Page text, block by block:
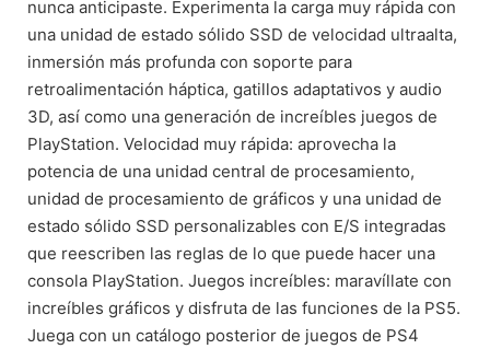
nunca anticipaste. Experimenta la carga muy rápida con
una unidad de estado sólido SSD de velocidad ultraalta,
inmersión más profunda con soporte para
retroalimentación háptica, gatillos adaptativos y audio
3D, así como una generación de increíbles juegos de
PlayStation. Velocidad muy rápida: aprovecha la
potencia de una unidad central de procesamiento,
unidad de procesamiento de gráficos y una unidad de
estado sólido SSD personalizables con E/S integradas
que reescriben las reglas de lo que puede hacer una
consola PlayStation. Juegos increíbles: maravíllate con
increíbles gráficos y disfruta de las funciones de la PS5.
Juega con un catálogo posterior de juegos de PS4